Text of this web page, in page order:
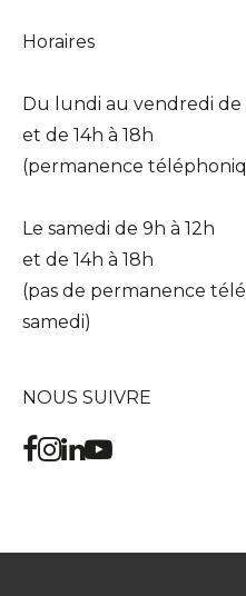
Horaires
Du lundi au vendredi de
et de 14h à 18h
(permanence
Le samedi de 9h à 12h
et de 14h à 18h
(pas de permanence
samedi)
NOUS SUIVRE